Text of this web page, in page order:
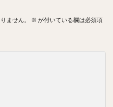
ません。 ※ が付いている欄は必須項